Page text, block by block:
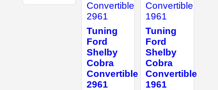
Tuning
Ford
Shelby
Cobra
Convertible
2961
Tuning
Ford
Shelby
Cobra
Convertible
1961